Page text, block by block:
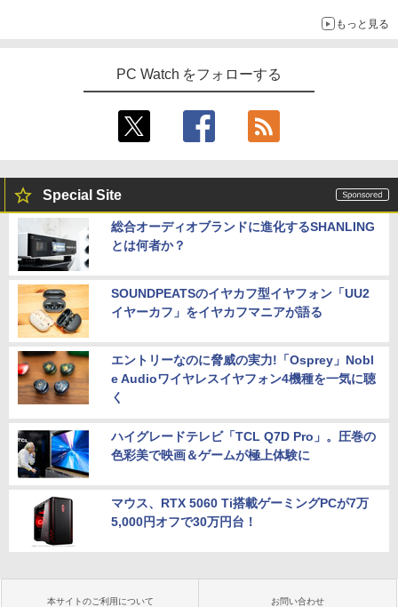
中古美品 フルHD 23.8インチ液晶一体型
Fujitsu ESPRIMO K558/B (FMVK1000
1) / Windows11/ 超高性能 第9世代Core
i5-9500T/ 8GB/ 爆速256GB-SSD/ Office
付き/ Win11【デスクトップ 中古パソコ
￥29,990
00-8/11 01:59】Xiaomi Monitor A24i 20
万色 300nits ΔE＜1 低ブルーライト 大
画面 TÜV認証 目にやさしい 調整可能な
5
モニター 21.5インチ/23.8インチ/27イン
チ フルhd 高画質 100Hz VA ノングレア
非光沢 スピーカー内蔵 3年保証 ディスプ
レイ パソコンモニター PCモニター フル
￥11,980
うごく！あそべる！ 超かんたん工作
（全6巻） （0） [ ヒダ オサム ] もっと見る
PC Watch をフォローする
Special Site
総合オーディオブランドに進化するSHANLING
とは何者か？
SOUNDPEATSのイヤカフ型イヤフォン「UU2
イヤーカフ」をイヤカフマニアが語る
エントリーなのに脅威の実力!「Osprey」Nobl
e Audioワイヤレスイヤフォン4機種を一気に聴
く
ハイグレードテレビ「TCL Q7D Pro」。圧巻の
色彩美で映画＆ゲームが極上体験に
マウス、RTX 5060 Ti搭載ゲーミングPCが7万
5,000円オフで30万円台！
本サイトのご利用について お問い合わせ